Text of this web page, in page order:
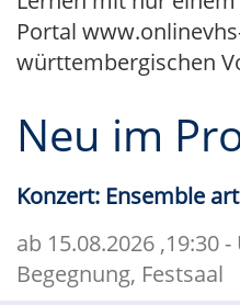
Portal
württembergischen
Neu im
Konzert: Ensemble
ab 15.08.2026 ,19:30
Begegnung, Festsaal